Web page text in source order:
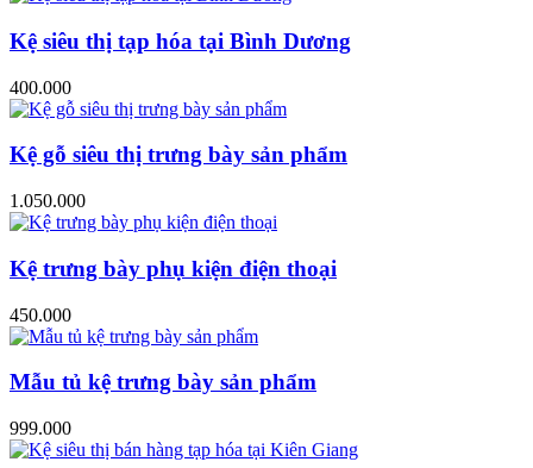
Kệ siêu thị tạp hóa tại Bình Dương
400.000
Kệ gỗ siêu thị trưng bày sản phẩm
1.050.000
Kệ trưng bày phụ kiện điện thoại
450.000
Mẫu tủ kệ trưng bày sản phẩm
999.000